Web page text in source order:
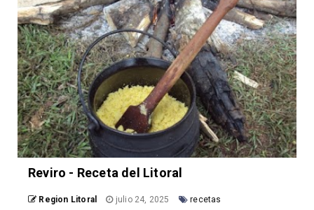
Reviro - Receta del Litoral
Region Litoral julio 24, 2025 recetas